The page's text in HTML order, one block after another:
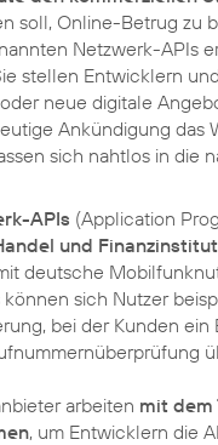
soll, Online-Betrug zu
Netzwerk-APIs
stellen Entwicklern
neue digitale
Ankündigung
sich nahtlos in die
APIs (Application
und
deutsche
sich Nutzer
bei der Kunden
arbeiten mit dem
, um Entwicklern die